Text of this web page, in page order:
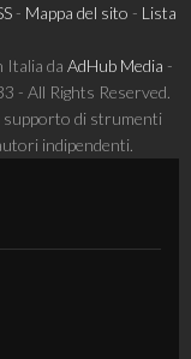
- Mappa del sito - Lista
Italia da AdHub Media -
- All Rights Reserved.
supporto di strumenti
indipendenti.